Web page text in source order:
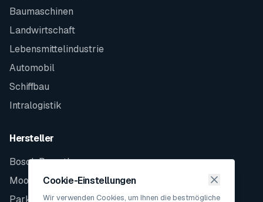
Baumaschinen
Landwirtschaft
Lebensmittelindustrie
Automobil
Schiffbau
Intralogistik
Hersteller
Bosch Rexroth
Moog
Parker
Cookie-Einstellungen
Wir verwenden Cookies, um Ihnen die bestmögliche